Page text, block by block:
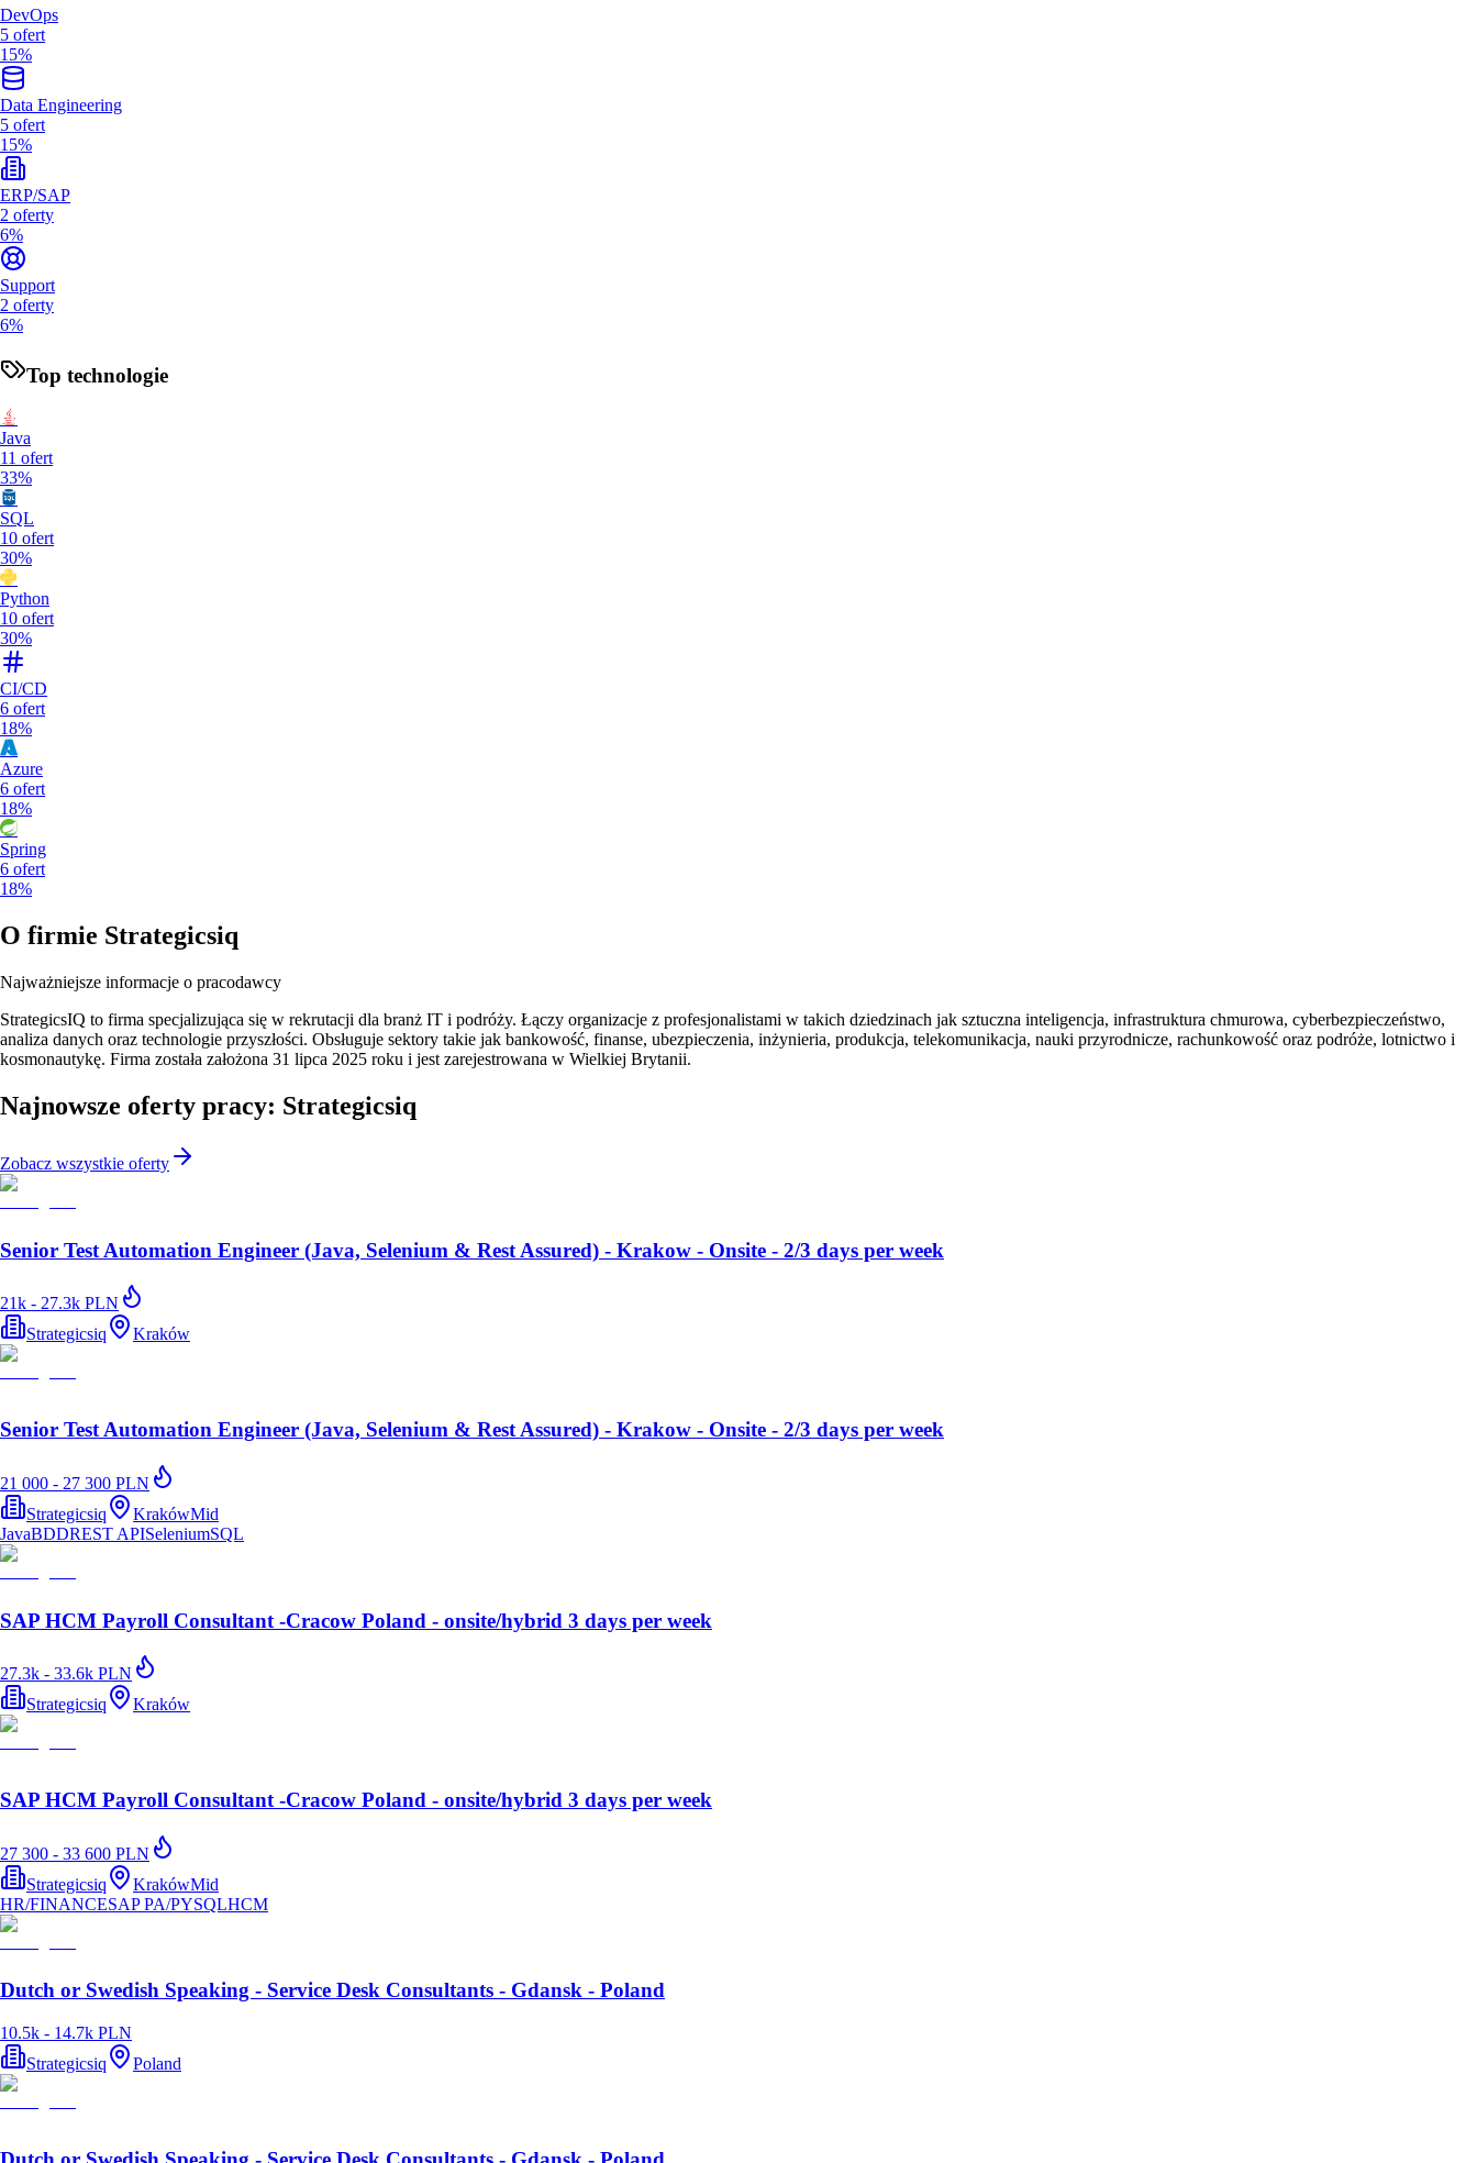
DevOps
5 ofert
15%
Data Engineering
5 ofert
15%
ERP/SAP
2 oferty
6%
Support
2 oferty
6%
Top technologie
Java
11 ofert
33%
SQL
10 ofert
30%
Python
10 ofert
30%
CI/CD
6 ofert
18%
Azure
6 ofert
18%
Spring
6 ofert
18%
O firmie Strategicsiq
Najważniejsze informacje o pracodawcy
StrategicsIQ to firma specjalizująca się w rekrutacji dla branż IT i podróży. Łączy organizacje z profesjonalistami w takich dziedzinach jak sztuczna inteligencja, infrastruktura chmurowa, cyberbezpieczeństwo,
analiza danych oraz technologie przyszłości. Obsługuje sektory takie jak bankowość, finanse, ubezpieczenia, inżynieria, produkcja, telekomunikacja, nauki przyrodnicze, rachunkowość oraz podróże, lotnictwo i
kosmonautykę. Firma została założona 31 lipca 2025 roku i jest zarejestrowana w Wielkiej Brytanii.
Najnowsze oferty pracy: Strategicsiq
Zobacz wszystkie oferty
Senior Test Automation Engineer (Java, Selenium & Rest Assured) - Krakow - Onsite - 2/3 days per week
21k - 27.3k PLN
Strategicsiq
Kraków
Senior Test Automation Engineer (Java, Selenium & Rest Assured) - Krakow - Onsite - 2/3 days per week
21 000 - 27 300 PLN
Strategicsiq
KrakówMid
JavaBDDREST APISeleniumSQL
SAP HCM Payroll Consultant -Cracow Poland - onsite/hybrid 3 days per week
27.3k - 33.6k PLN
Strategicsiq
Kraków
SAP HCM Payroll Consultant -Cracow Poland - onsite/hybrid 3 days per week
27 300 - 33 600 PLN
Strategicsiq
KrakówMid
HR/FINANCESAP PA/PYSQLHCM
Dutch or Swedish Speaking - Service Desk Consultants - Gdansk - Poland
10.5k - 14.7k PLN
Strategicsiq
Poland